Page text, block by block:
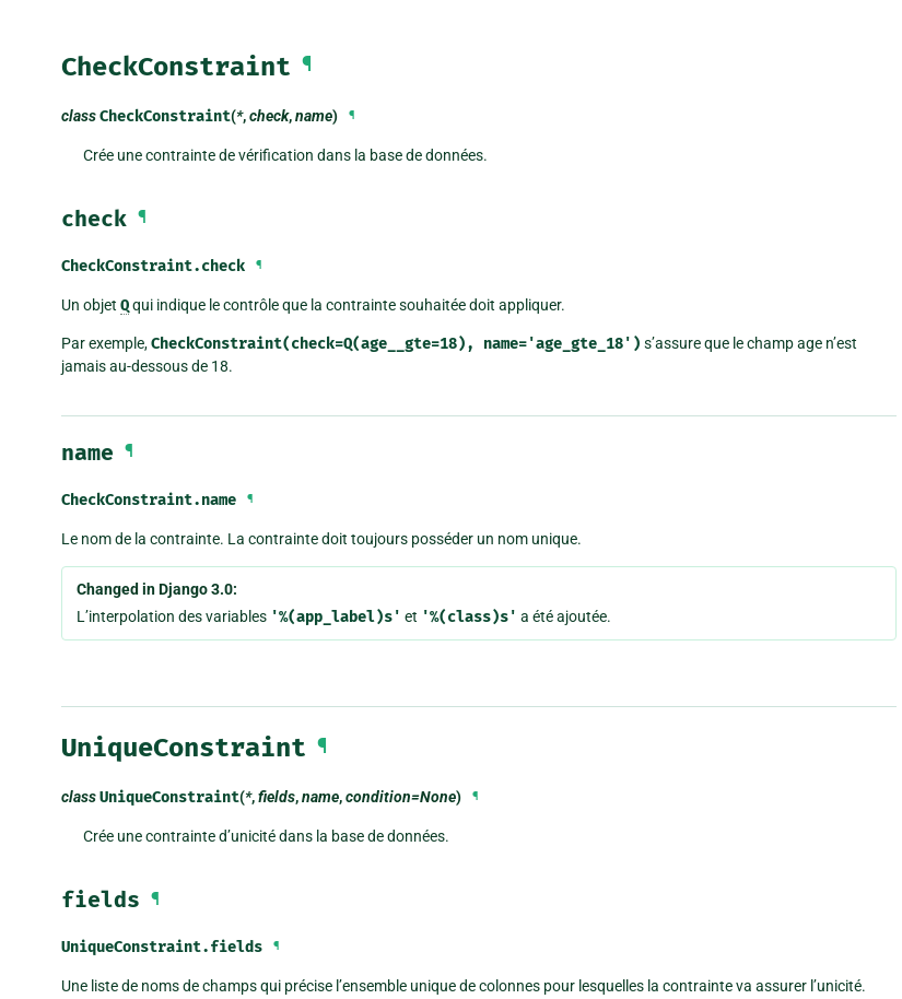
CheckConstraint ¶
classCheckConstraint(*,check,name) ¶
Crée une contrainte de vérification dans la base de données.
check ¶
CheckConstraint.check ¶
Un objet Qqui indique le contrôle que la contrainte souhaitée doit appliquer.
Par exemple,CheckConstraint(check=Q(age__gte=18), name='age_gte_18') s’assure que le champ age n’est
jamais au-dessous de 18.
name ¶
CheckConstraint.name ¶
Le nom de la contrainte. La contrainte doit toujours posséder un nom unique.
Changed in Django 3.0:
L’interpolation des variables '%(app_label)s' et '%(class)s' a été ajoutée.
UniqueConstraint ¶
classUniqueConstraint(*,fields,name,condition=None) ¶
Crée une contrainte d’unicité dans la base de données.
fields ¶
UniqueConstraint.fields ¶
Une liste de noms de champs qui précise l’ensemble unique de colonnes pour lesquelles la contrainte va assurer l’unicité.